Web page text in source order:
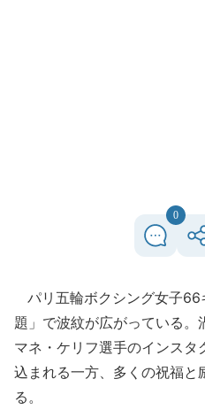
0
パリ五輪ボクシング女子66
題」で波紋が広がっている。
マネ・ケリフ選手のインスタ
込まれる一方、多くの祝福と
る。